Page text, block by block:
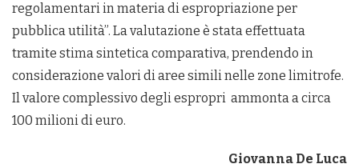
regolamentari in materia di espropriazione per
pubblica utilità”. La valutazione è stata effettuata
tramite stima sintetica comparativa, prendendo in
considerazione valori di aree simili nelle zone limitrofe.
Il valore complessivo degli espropri ammonta a circa
100 milioni di euro.
Giovanna De Luca